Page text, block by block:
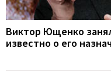
Виктор Ющенко
известно о его